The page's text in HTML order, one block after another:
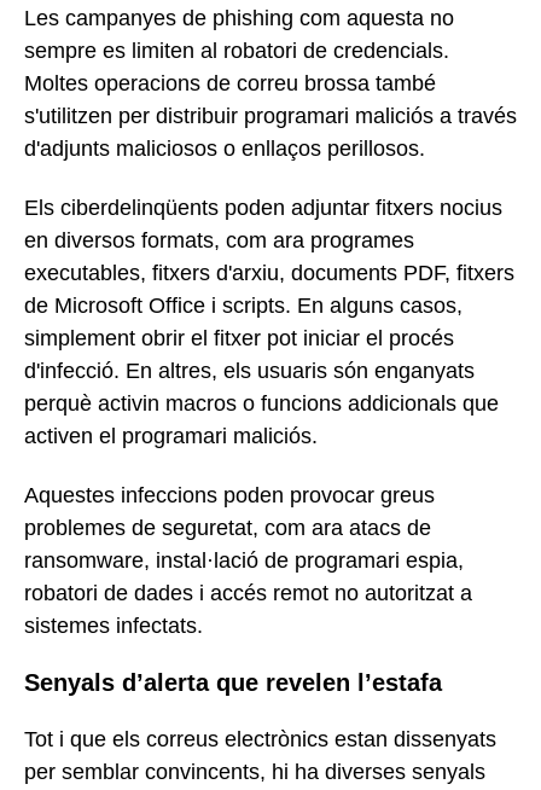
Les campanyes de phishing com aquesta no
sempre es limiten al robatori de credencials.
Moltes operacions de correu brossa també
s'utilitzen per distribuir programari maliciós a través
d'adjunts maliciosos o enllaços perillosos.
Els ciberdelinqüents poden adjuntar fitxers nocius
en diversos formats, com ara programes
executables, fitxers d'arxiu, documents PDF, fitxers
de Microsoft Office i scripts. En alguns casos,
simplement obrir el fitxer pot iniciar el procés
d'infecció. En altres, els usuaris són enganyats
perquè activin macros o funcions addicionals que
activen el programari maliciós.
Aquestes infeccions poden provocar greus
problemes de seguretat, com ara atacs de
ransomware, instal·lació de programari espia,
robatori de dades i accés remot no autoritzat a
sistemes infectats.
Senyals d’alerta que revelen l’estafa
Tot i que els correus electrònics estan dissenyats
per semblar convincents, hi ha diverses senyals